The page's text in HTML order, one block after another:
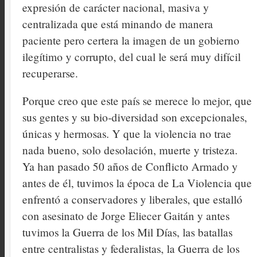
expresión de carácter nacional, masiva y
centralizada que está minando de manera
paciente pero certera la imagen de un gobierno
ilegítimo y corrupto, del cual le será muy difícil
recuperarse.
Porque creo que este país se merece lo mejor, que
sus gentes y su bio-diversidad son excepcionales,
únicas y hermosas. Y que la violencia no trae
nada bueno, solo desolación, muerte y tristeza.
Ya han pasado 50 años de Conflicto Armado y
antes de él, tuvimos la época de La Violencia que
enfrentó a conservadores y liberales, que estalló
con asesinato de Jorge Eliecer Gaitán y antes
tuvimos la Guerra de los Mil Días, las batallas
entre centralistas y federalistas, la Guerra de los